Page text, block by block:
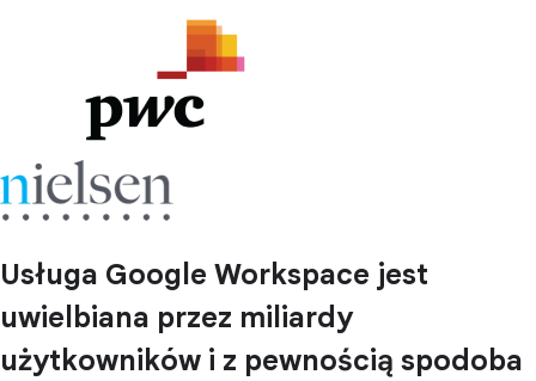
Usługa Google Workspace jest
uwielbiana przez miliardy
użytkowników i z pewnością spodoba